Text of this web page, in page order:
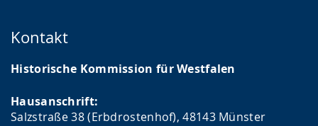
Kontakt
Historische Kommission für Westfalen
Hausanschrift:
Salzstraße 38 (Erbdrostenhof), 48143 Münster